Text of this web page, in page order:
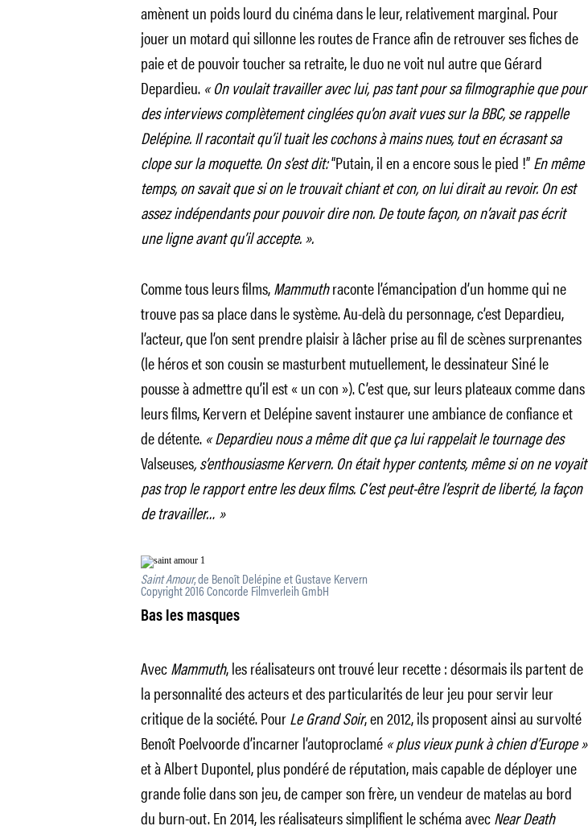
amènent un poids lourd du cinéma dans le leur, relativement marginal. Pour
jouer un motard qui sillonne les routes de France afin de retrouver ses fiches de
paie et de pouvoir toucher sa retraite, le duo ne voit nul autre que Gérard
Depardieu.« On voulait travailler avec lui, pas tant pour sa filmographie que pour
des interviews complètement cinglées qu’on avait vues sur la BBC, se rappelle
Delépine. Il racontait qu’il tuait les cochons à mains nues, tout en écrasant sa
clope sur la moquette. On s’est dit:“Putain, il en a encore sous le pied !”En même
temps, on savait que si on le trouvait chiant et con, on lui dirait au revoir. On est
assez indépendants pour pouvoir dire non. De toute façon, on n’avait pas écrit
une ligne avant qu’il accepte. ».
Comme tous leurs films,Mammuthraconte l’émancipation d’un homme qui ne
trouve pas sa place dans le système. Au-delà du personnage, c’est Depardieu,
l’acteur, que l’on sent prendre plaisir à lâcher prise au fil de scènes surprenantes
(le héros et son cousin se masturbent mutuellement, le dessinateur Siné le
pousse à admettre qu’il est « un con »). C’est que, sur leurs plateaux comme dans
leurs films, Kervern et Delépine savent instaurer une ambiance de confiance et
de détente. « Depardieu nous a même dit que ça lui rappelait le tournage des
Valseuses, s’enthousiasme Kervern. On était hyper contents, même si on ne voyait
pas trop le rapport entre les deux films. C’est peut-être l’esprit de liberté, la façon
de travailler… »
Saint Amour, de Benoît Delépine et Gustave Kervern
Copyright 2016 Concorde Filmverleih GmbH
Bas les masques
AvecMammuth, les réalisateurs ont trouvé leur recette : désormais ils partent de
la personnalité des acteurs et des particularités de leur jeu pour servir leur
critique de la société. PourLe Grand Soir, en 2012, ils proposent ainsi au survolté
Benoît Poelvoorde d’incarner l’autoproclamé « plus vieux punk à chien d’Europe »
et à Albert Dupontel, plus pondéré de réputation, mais capable de déployer une
grande folie dans son jeu, de camper son frère, un vendeur de matelas au bord
du burn-out. En 2014, les réalisateurs simplifient le schéma avecNear Death